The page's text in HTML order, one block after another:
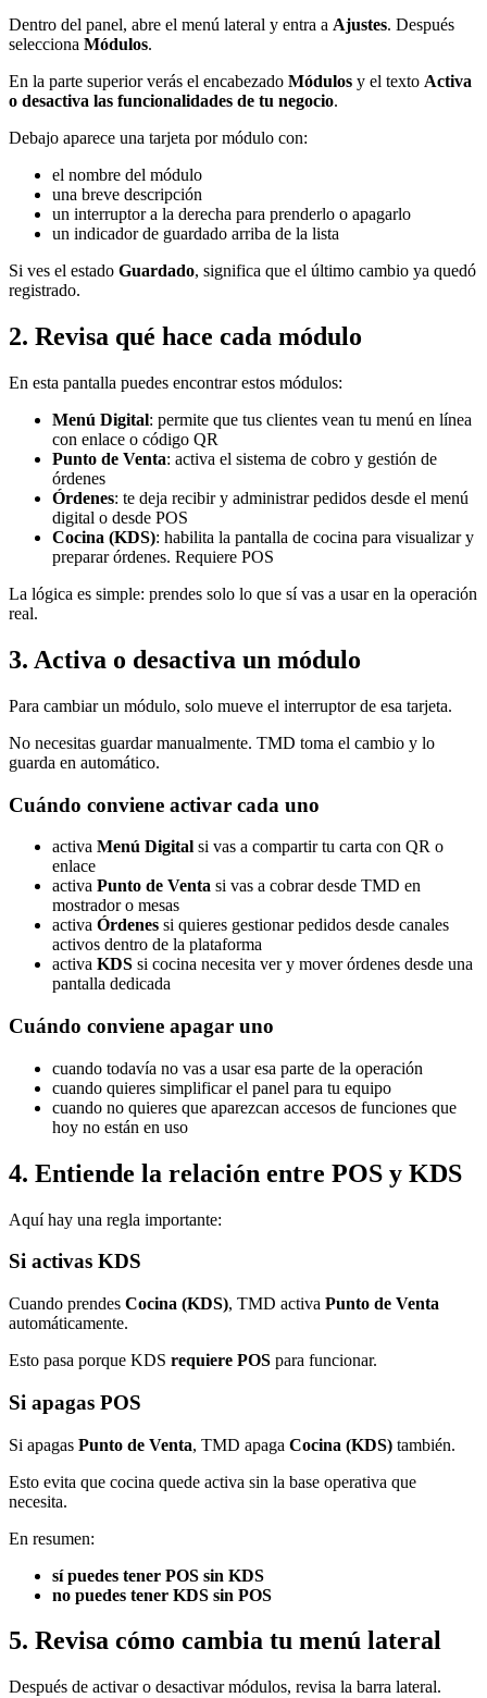
Dentro del panel, abre el menú lateral y entra a Ajustes. Después
selecciona Módulos.
En la parte superior verás el encabezado Módulos y el texto Activa
o desactiva las funcionalidades de tu negocio.
Debajo aparece una tarjeta por módulo con:
el nombre del módulo
una breve descripción
un interruptor a la derecha para prenderlo o apagarlo
un indicador de guardado arriba de la lista
Si ves el estado Guardado, significa que el último cambio ya quedó
registrado.
2. Revisa qué hace cada módulo
En esta pantalla puedes encontrar estos módulos:
Menú Digital: permite que tus clientes vean tu menú en línea
con enlace o código QR
Punto de Venta: activa el sistema de cobro y gestión de
órdenes
Órdenes: te deja recibir y administrar pedidos desde el menú
digital o desde POS
Cocina (KDS): habilita la pantalla de cocina para visualizar y
preparar órdenes. Requiere POS
La lógica es simple: prendes solo lo que sí vas a usar en la operación
real.
3. Activa o desactiva un módulo
Para cambiar un módulo, solo mueve el interruptor de esa tarjeta.
No necesitas guardar manualmente. TMD toma el cambio y lo
guarda en automático.
Cuándo conviene activar cada uno
activa Menú Digital si vas a compartir tu carta con QR o
enlace
activa Punto de Venta si vas a cobrar desde TMD en
mostrador o mesas
activa Órdenes si quieres gestionar pedidos desde canales
activos dentro de la plataforma
activa KDS si cocina necesita ver y mover órdenes desde una
pantalla dedicada
Cuándo conviene apagar uno
cuando todavía no vas a usar esa parte de la operación
cuando quieres simplificar el panel para tu equipo
cuando no quieres que aparezcan accesos de funciones que
hoy no están en uso
4. Entiende la relación entre POS y KDS
Aquí hay una regla importante:
Si activas KDS
Cuando prendes Cocina (KDS), TMD activa Punto de Venta
automáticamente.
Esto pasa porque KDS requiere POS para funcionar.
Si apagas POS
Si apagas Punto de Venta, TMD apaga Cocina (KDS) también.
Esto evita que cocina quede activa sin la base operativa que
necesita.
En resumen:
sí puedes tener POS sin KDS
no puedes tener KDS sin POS
5. Revisa cómo cambia tu menú lateral
Después de activar o desactivar módulos, revisa la barra lateral.